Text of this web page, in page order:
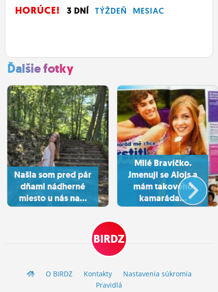
HORÚCE! 3 DNÍ TÝŽDEŇ MESIAC
Ďalšie fotky
Našla som pred pár
dňami nádherné
miesto u nás na...
Milé Bravíčko.
Jmenuji se Alojs a
mám takového
kamaráda...
BIRDZ
O BIRDZ Kontakty
Nastavenia súkromia
Pravidlá